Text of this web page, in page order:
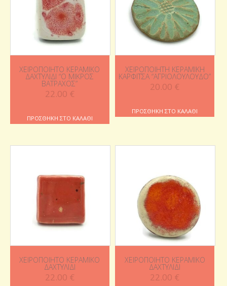
ΧΕΙΡΟΠΟΊΗΤΟ ΚΕΡΑΜΙΚΌ
ΔΑΧΤΥΛΊΔΙ “Ο ΜΙΚΡΌΣ
ΒΆΤΡΑΧΟΣ”
22.00 €
ΠΡΟΣΘΉΚΗ ΣΤΟ ΚΑΛΆΘΙ
ΧΕΙΡΟΠΟΊΗΤΗ ΚΕΡΑΜΙΚΉ
ΚΑΡΦΊΤΣΑ “ΑΓΡΙΟΛΟΎΛΟΥΔΟ”
20.00 €
ΠΡΟΣΘΉΚΗ ΣΤΟ ΚΑΛΆΘΙ
ΧΕΙΡΟΠΟΊΗΤΟ ΚΕΡΑΜΙΚΌ
ΔΑΧΤΥΛΊΔΙ
22.00 €
ΧΕΙΡΟΠΟΊΗΤΟ ΚΕΡΑΜΙΚΌ
ΔΑΧΤΥΛΊΔΙ
22.00 €